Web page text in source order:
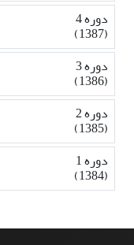
دوره 4
(1387)
دوره 3
(1386)
دوره 2
(1385)
دوره 1
(1384)